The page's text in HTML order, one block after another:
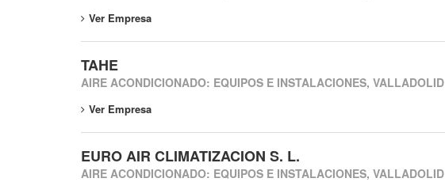
Ver Empresa
TAHE
AIRE ACONDICIONADO: EQUIPOS E INSTALACIONES, VALLADOLID
Ver Empresa
EURO AIR CLIMATIZACION S. L.
AIRE ACONDICIONADO: EQUIPOS E INSTALACIONES, VALLADOLID